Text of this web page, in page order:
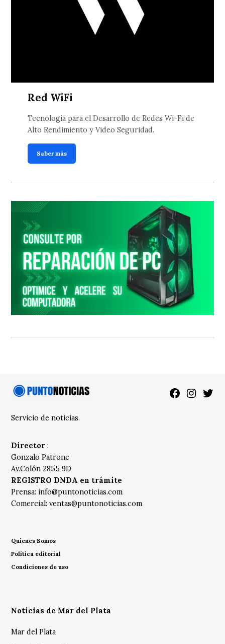
Red WiFi
Tecnología para el Desarrollo de Redes Wi-Fi de
Alto Rendimiento y Video Seguridad.
Saber más
Facebook
Servicio de noticias.
Director :
Gonzalo Patrone
Av.Colón 2855 9D
REGISTRO DNDA en trámite
Prensa: info@puntonoticias.com
Comercial:ventas@puntonoticias.com
Quienes Somos
Política editorial
Condiciones de uso
Noticias de Mar del Plata
Mar del Plata